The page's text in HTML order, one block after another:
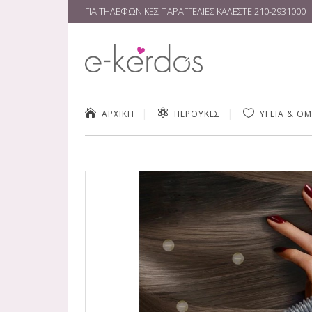
ΓΙΑ ΤΗΛΕΦΩΝΙΚΕΣ ΠΑΡΑΓΓΕΛΙΕΣ ΚΑΛΕΣΤΕ210-2931000
ΑΡΧΙΚΗ ΠΕΡΟΥΚΕΣ ΥΓΕΙΑ &
ΚΑΘΑΡΙΣΜΌΣ
ΚΡΈΜΕΣ &
SERUM
ΠΡΟΪΌΝΤΑ
MAKE UP